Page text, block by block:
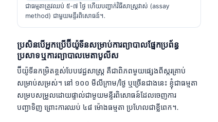
ជាធម្មតាត្រូវឈប់ ៥-៧ ថ្ងៃ ហើយបញ្ជាក់វិធីសាស្ត្រវាស់ (assay
method) ជាមួយមន្ទីរពិសោធន៍។.
ប្រសិនបើអ្នកប្រើប៊ីយ៉ូទីនសម្រាប់ការព្យាបាលផ្នែកប្រព័ន្ធ
ប្រសាទ ឬការព្យាបាលមេតាបូលីស
ប៊ីយ៉ូទីនកម្រិតខ្ពស់បែបវេជ្ជសាស្ត្រ គឺជាពិភពមួយផ្សេងពីស្ករគ្រាប់
សម្រាប់សម្រស់។ នៅ ១០០ មីលីក្រាម/ថ្ងៃ ឬច្រើនជាងនេះ ខ្ញុំជាធម្មតា
សម្របសម្រួលដោយផ្ទាល់ជាមួយមន្ទីរពិសោធន៍ដែលចេញការ
បញ្ជាទិញ ព្រោះការឈប់ ៤៨ ម៉ោងធម្មតា ប្រហែលជាខ្លីពេក។.